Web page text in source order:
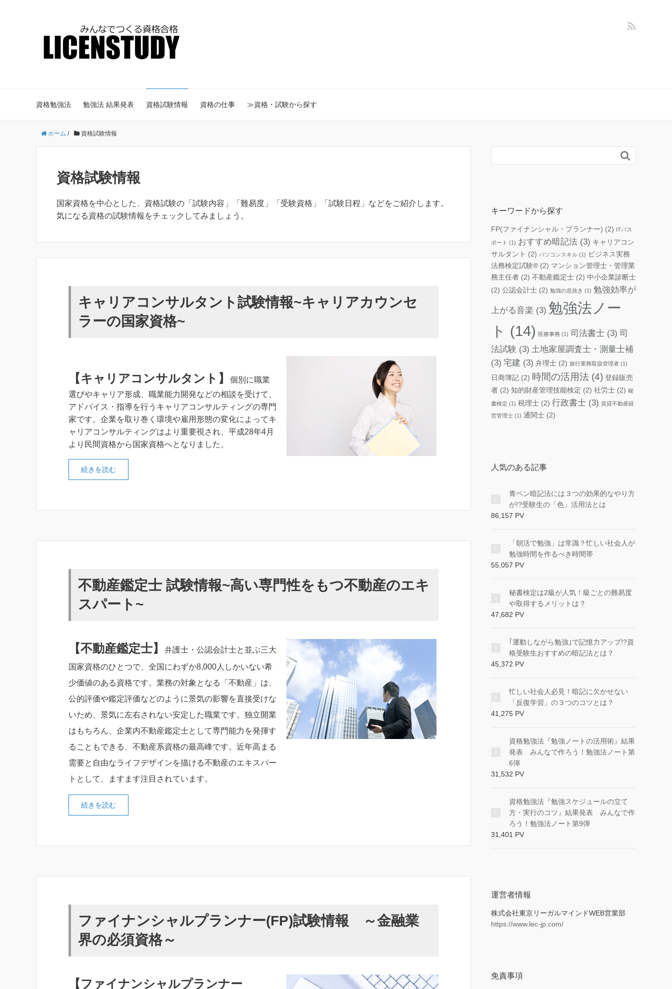
資格勉強法 勉強法 結果発表 資格試験情報 資格の仕事 ≫資格・試験から探す
ホーム / 資格試験情報
資格試験情報
国家資格を中心とした、資格試験の「試験内容」「難易度」「受験資格」「試験日程」などをご紹介します。
気になる資格の試験情報をチェックしてみましょう。
キャリアコンサルタント試験情報~キャリアカウンセ
ラーの国家資格~
【キャリアコンサルタント 】
個別に職業
選びやキャリア形成、職業能力開発などの相談を受けて、
アドバイス・指導を行うキャリアコンサルティングの専門
家です。企業を取り巻く環境や雇用形態の変化によってキ
ャリアコンサルティングはより重要視され、平成28年4月
より民間資格から国家資格へとなりました。
続きを読む
不動産鑑定士 試験情報~高い専門性をもつ不動産のエキ
スパート~
【不動産鑑定士】
弁護士・公認会計士と並ぶ三大
国家資格のひとつで、全国にわずか8,000人しかいない希
少価値のある資格です。業務の対象となる「不動産」は、
公的評価や鑑定評価などのように景気の影響を直接受けな
いため、景気に左右されない安定した職業です。独立開業
はもちろん、企業内不動産鑑定士として専門能力を発揮す
ることもできる、不動産系資格の最高峰です。近年高まる
需要と自由なライフデザインを描ける不動産のエキスパー
トとして、ますます注目されています。
続きを読む
ファイナンシャルプランナー(FP)試験情報 ～金融業
界の必須資格～
【ファイナンシャルプランナー

キーワードから探す
FP(ファイナンシャル・プランナー) (2) ITパス
ポート (1) おすすめ暗記法 (3) キャリアコン
サルタント (2) パソコンスキル (1) ビジネス実務
法務検定試験® (2) マンション管理士・管理業
務主任者 (2) 不動産鑑定士 (2) 中小企業診断士
(2) 公認会計士 (2) 勉強の息抜き (1) 勉強効率が
上がる音楽 (3) 勉強法ノー
ト (14) 医療事務 (1) 司法書士 (3) 司
法試験 (3) 土地家屋調査士・測量士補
(3) 宅建 (3) 弁理士 (2) 旅行業務取扱管理者 (1)
日商簿記 (2) 時間の活用法 (4) 登録販売
者 (2) 知的財産管理技能検定 (2) 社労士 (2) 秘
書検定 (1) 税理士 (2) 行政書士 (3) 賃貸不動産経
営管理士 (1) 通関士 (2)
人気のある記事
青ペン暗記法には３つの効果的なやり方
が!?受験生の「色」活用法とは
86,157 PV
「朝活で勉強」は常識？忙しい社会人が
勉強時間を作るべき時間帯
55,057 PV
秘書検定は2級が人気！級ごとの難易度
や取得するメリットは？
47,682 PV
｢運動しながら勉強｣で記憶力アップ!?資
格受験生おすすめの暗記法とは？
45,372 PV
忙しい社会人必見！暗記に欠かせない
「反復学習」の３つのコツとは？
41,275 PV
資格勉強法『勉強ノートの活用術』結果
発表 みんなで作ろう！勉強法ノート第
6弾
31,532 PV
資格勉強法『勉強スケジュールの立て
方・実行のコツ』結果発表 みんなで作
ろう！勉強法ノート第9弾
31,401 PV
運営者情報
株式会社東京リーガルマインドWEB営業部
https://www.lec-jp.com/
免責事項